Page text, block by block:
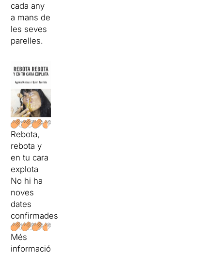
cada any
a mans de
les seves
parelles.
Rebota,
rebota y
en tu cara
explota
No hi ha
noves
dates
confirmades
Més
informació